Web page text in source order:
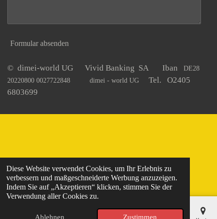
Diese Website verwendet Cookies, um Ihr Erlebnis zu
verbessern und maßgeschneiderte Werbung anzuzeigen.
Indem Sie auf „Akzeptieren“ klicken, stimmen Sie der
Verwendung aller Cookies zu.
Ablehnen Zustimmen
Formular absenden
© dimei-world UG Vivid Banking SA Iban
DE28
20220800 0027722848 dimei - world UG Tel. O2405
6803699